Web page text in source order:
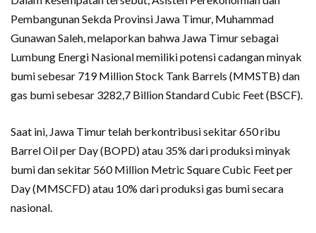
Pembangunan Sekda Provinsi Jawa Timur, Muhammad
Gunawan Saleh, melaporkan bahwa Jawa Timur sebagai
Lumbung Energi Nasional memiliki potensi cadangan minyak
bumi sebesar 719 Million Stock Tank Barrels (MMSTB) dan
gas bumi sebesar 3282,7 Billion Standard Cubic Feet (BSCF).
Saat ini, Jawa Timur telah berkontribusi sekitar 650 ribu
Barrel Oil per Day (BOPD) atau 35% dari produksi minyak
bumi dan sekitar 560 Million Metric Square Cubic Feet per
Day (MMSCFD) atau 10% dari produksi gas bumi secara
nasional.